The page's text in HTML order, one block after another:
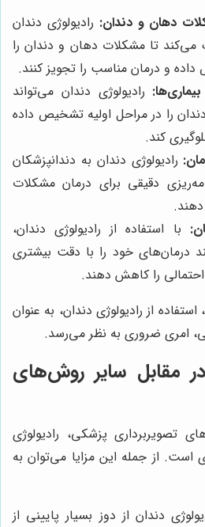
دهان و دندان: رادیولوژی دندان
می‌کند تا مشکلات دهان و دندان را
و درمان مناسب را تجویز کنند.
رادیولوژی دندان می‌تواند
را در مراحل اولیه تشخیص داده
کند.
رادیولوژی دندان به دندانپزشکان
دقیقی برای درمان مشکلات
با استفاده از رادیولوژی دندان،
درمان‌های خود را با دقت بیشتری
را کاهش دهند.
از رادیولوژی دندان، به عنوان
امری ضروری به نظر می‌رسد.
در مقابل سایر روش‌های
تصویربرداری پزشکی، رادیولوژی
است. از جمله این مزایا می‌توان به
دندان از دوز بسیار پایینی از